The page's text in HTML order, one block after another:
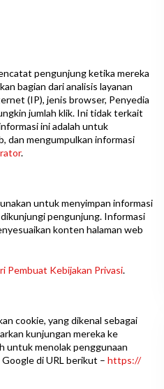
pengunjung ketika mereka
bagian dari analisis layanan
(IP), jenis browser, Penyedia
jumlah klik. Ini tidak terkait
ini adalah untuk
dan mengumpulkan informasi
.
untuk menyimpan informasi
pengunjung. Informasi
konten halaman web
Pembuat Kebijakan Privasi.
cookie, yang dikenal sebagai
kunjungan mereka ke
untuk menolak penggunaan
di URL berikut – https://